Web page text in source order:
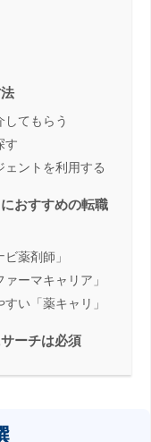
てもらう
す
ントを利用する
おすすめの転職
薬剤師」
ーマキャリア」
い「薬キャリ」
ーチは必須